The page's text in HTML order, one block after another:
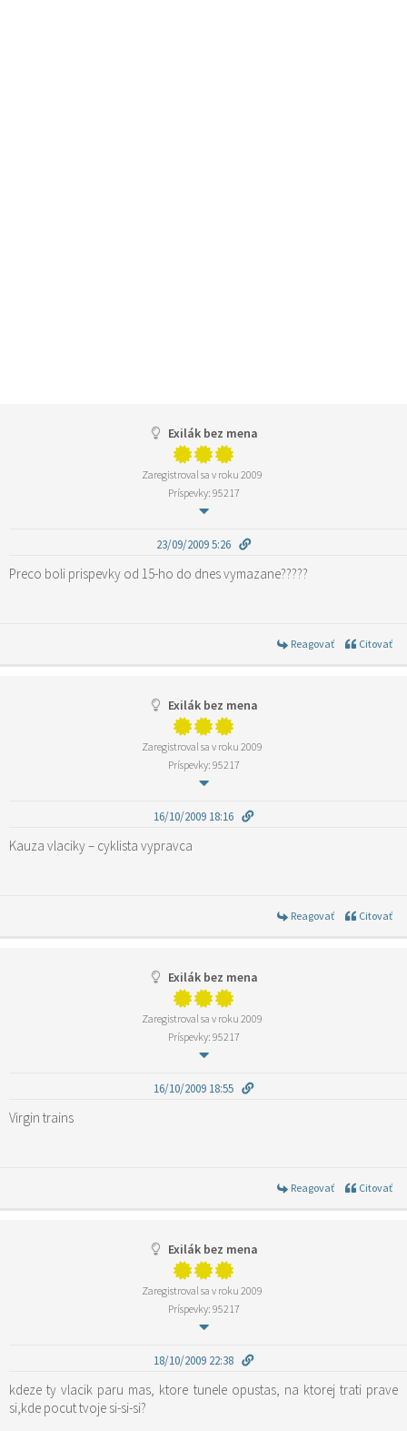
Exilák bez mena
Zaregistroval sa v roku 2009
Príspevky: 95217
23/09/2009 5:26
Preco boli prispevky od 15-ho do dnes vymazane?????
Reagovať Citovať
Exilák bez mena
Zaregistroval sa v roku 2009
Príspevky: 95217
16/10/2009 18:16
Kauza vlaciky – cyklista vypravca
Reagovať Citovať
Exilák bez mena
Zaregistroval sa v roku 2009
Príspevky: 95217
16/10/2009 18:55
Virgin trains
Reagovať Citovať
Exilák bez mena
Zaregistroval sa v roku 2009
Príspevky: 95217
18/10/2009 22:38
kdeze ty vlacik paru mas, ktore tunele opustas, na ktorej trati prave
si,kde pocut tvoje si-si-si?